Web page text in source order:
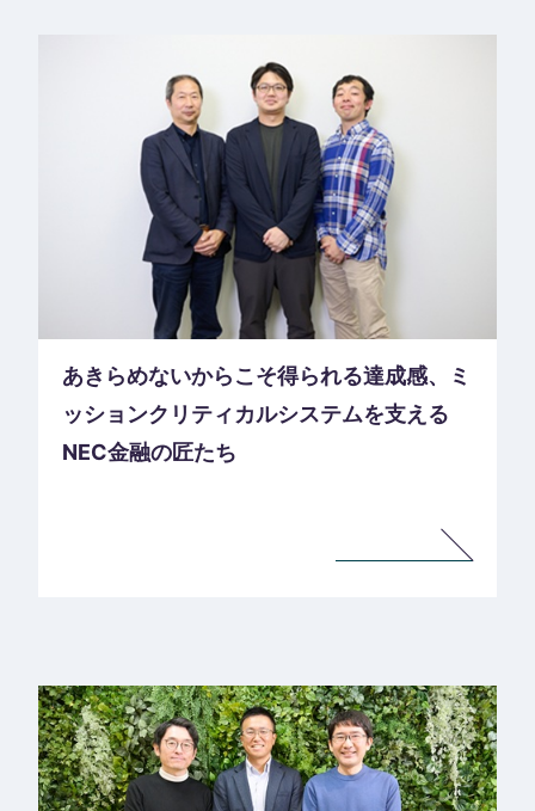
あきらめないからこそ得られる達成感、ミ
ッションクリティカルシステムを支える
NEC金融の匠たち